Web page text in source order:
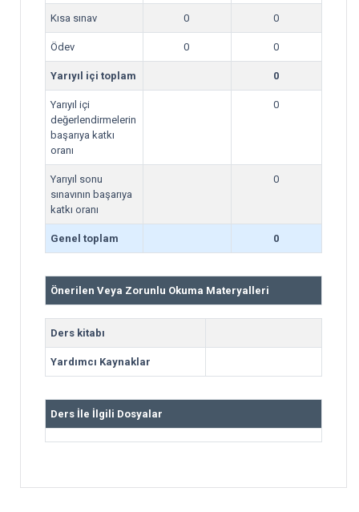
Kısa sınav 0 0
Ödev 0 0
Yarıyıl içi toplam 0
Yarıyıl içi
değerlendirmelerin
başarıya katkı
oranı
0
Yarıyıl sonu
sınavının başarıya
katkı oranı
0
Genel toplam 0
Önerilen Veya Zorunlu Okuma Materyalleri
Ders kitabı
Yardımcı Kaynaklar
Ders İle İlgili Dosyalar